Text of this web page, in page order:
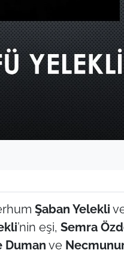
Şaban Yelekli
’nin eşi, Semra
Duman ve